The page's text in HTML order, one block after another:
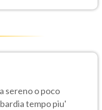
sereno o poco
tempo piu'